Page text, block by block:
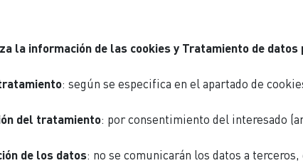
la información de las cookies y Tratamiento de datos
: según se especifica en el apartado de
del tratamiento: por consentimiento del interesado
de los datos: no se comunicarán los datos a